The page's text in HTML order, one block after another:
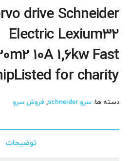
drive Schneider
Electric Lexium32
10A 1,6kw Fast
for charity
دسته ها:سرو schneider , فروش سرو
توضیحات